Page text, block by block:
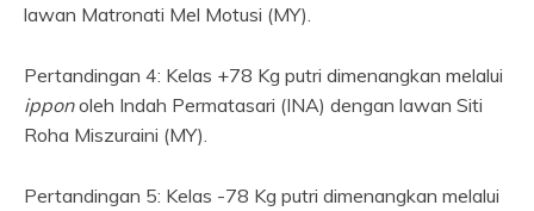
lawan Matronati Mel Motusi (MY).
Pertandingan 4: Kelas +78 Kg putri dimenangkan melalui
ipponoleh Indah Permatasari (INA) dengan lawan Siti
Roha Miszuraini (MY).
Pertandingan 5: Kelas -78 Kg putri dimenangkan melalui